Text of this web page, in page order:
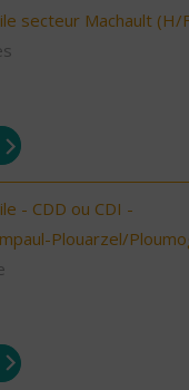
secteur Machault (H/
- CDD ou CDI -
Plouarzel/